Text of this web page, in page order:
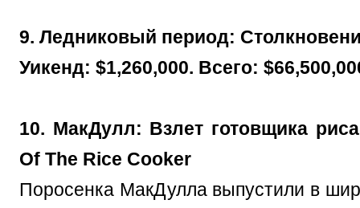
9. Ледниковый период:
Уикенд: $1,260,000. Всего:
10. МакДулл: Взлет готовщика
Of The Rice Cooker
Поросенка МакДулла выпустили в